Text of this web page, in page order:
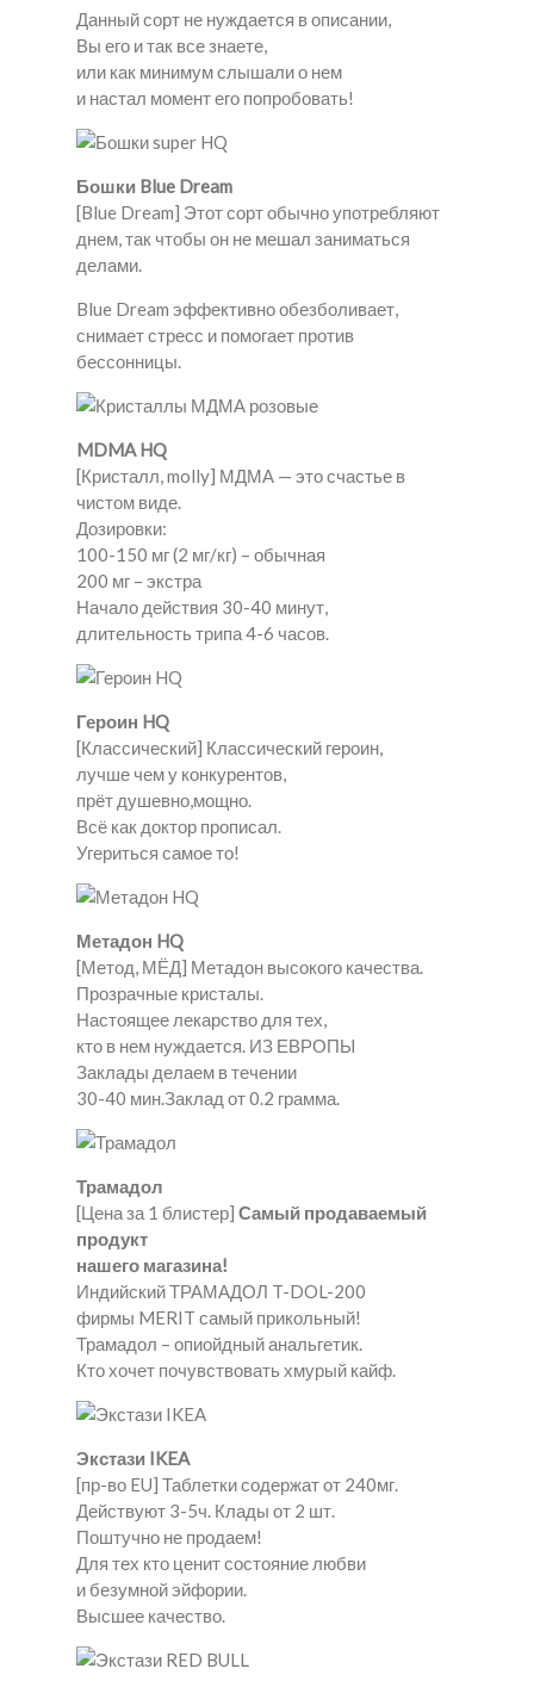
Данный сорт не нуждается в описании,
Вы его и так все знаете,
или как минимум слышали о нем
и настал момент его попробовать!
Бошки Blue Dream
[Blue Dream] Этот сорт обычно употребляют
днем, так чтобы он не мешал заниматься
делами.
Blue Dream эффективно обезболивает,
снимает стресс и помогает против
бессонницы.
MDMA HQ
[Кристалл, molly] МДМА — это счастье в
чистом виде.
Дозировки:
100-150 мг (2 мг/кг) – обычная
200 мг – экстра
Начало действия 30-40 минут,
длительность трипа 4-6 часов.
Героин HQ
[Классический] Классический героин,
лучше чем у конкурентов,
прёт душевно,мощно.
Всё как доктор прописал.
Угериться самое то!
Метадон HQ
[Метод, МЁД] Метадон высокого качества.
Прозрачные кристалы.
Настоящее лекарство для тех,
кто в нем нуждается. ИЗ ЕВРОПЫ
Заклады делаем в течении
30-40 мин.Заклад от 0.2 грамма.
Трамадол
[Цена за 1 блистер] Самый продаваемый
продукт
нашего магазина!
Индийский ТРАМАДОЛ T-DOL-200
фирмы MERIT самый прикольный!
Трамадол – опиойдный анальгетик.
Кто хочет почувствовать хмурый кайф.
Экстази IKEA
[пр-во EU] Таблетки содержат от 240мг.
Действуют 3-5ч. Клады от 2 шт.
Поштучно не продаем!
Для тех кто ценит состояние любви
и безумной эйфории.
Высшее качество.